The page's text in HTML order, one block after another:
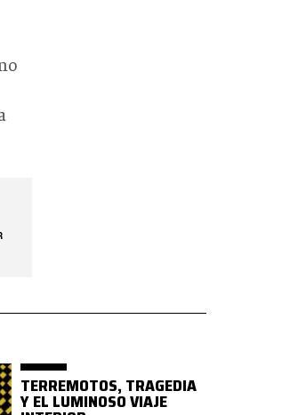
TERREMOTOS, TRAGEDIA
Y EL LUMINOSO VIAJE